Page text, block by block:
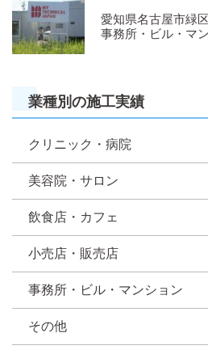
愛知県名古屋市緑区
事務所・ビル・マ
業種別の施工実績
クリニック・病院
美容院・サロン
飲食店・カフェ
小売店・販売店
事務所・ビル・マンション
その他